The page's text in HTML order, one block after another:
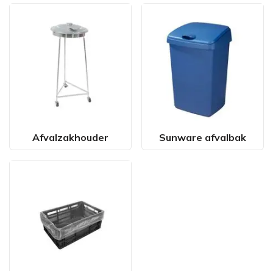
Afvalzakhouder Sunware afvalbak